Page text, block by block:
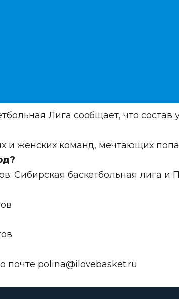
Лига сообщает, что
и женских команд, мечтающих
Сибирская баскетбольная лига и
почте polina@ilovebasket.ru